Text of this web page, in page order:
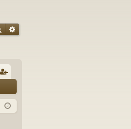
ПоискРасширенный поиск
ис